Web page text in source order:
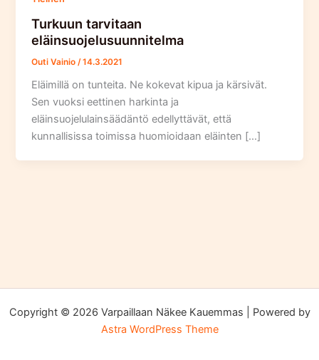
Turkuun tarvitaan
eläinsuojelusuunnitelma
Outi Vainio /14.3.2021
Eläimillä on tunteita. Ne kokevat kipua ja kärsivät.
Sen vuoksi eettinen harkinta ja
eläinsuojelulainsäädäntö edellyttävät, että
kunnallisissa toimissa huomioidaan eläinten […]
Copyright © 2026 Varpaillaan Näkee Kauemmas | Powered by
Astra WordPress Theme